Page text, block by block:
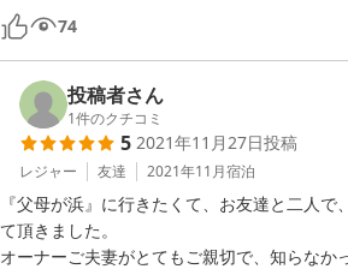
子どもの頃に一度だけ体験した五右衛門風呂
ったです。
また、ホストのご夫妻のお人柄がとっても素
に案内して下さったり、本当にありがたかっ
今度は、夏の時期に家族で伺って、広いお庭
74
投稿者さん
1件のクチコミ
5 2021年11月27日投稿
レジャー 友達 2021年11月宿泊
『父母が浜』に行きたくて、お友達と二人
て頂きました。
オーナーご夫妻がとてもご親切で、知らなか